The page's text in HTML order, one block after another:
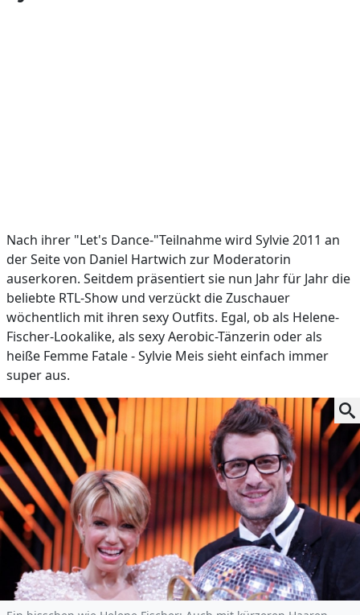
Nach ihrer "Let's Dance-"Teilnahme wird Sylvie 2011 an
der Seite von Daniel Hartwich zur Moderatorin
auserkoren. Seitdem präsentiert sie nun Jahr für Jahr die
beliebte RTL-Show und verzückt die Zuschauer
wöchentlich mit ihren sexy Outfits. Egal, ob als Helene-
Fischer-Lookalike, als sexy Aerobic-Tänzerin oder als
heiße Femme Fatale - Sylvie Meis sieht einfach immer
super aus.